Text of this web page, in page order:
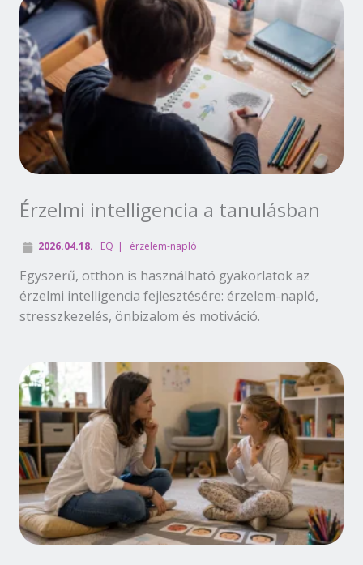
Érzelmi intelligencia a tanulásban
2026.04.18. EQ érzelem-napló
Egyszerű, otthon is használható gyakorlatok az
érzelmi intelligencia fejlesztésére: érzelem-napló,
stresszkezelés, önbizalom és motiváció.